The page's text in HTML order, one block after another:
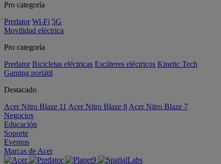
Pro categoría
Predator Wi-Fi 5G
Movilidad eléctrica
Pro categoría
Predator Bicicletas eléctricas Escúteres eléctricos Kinetic Tech
Gaming portátil
Destacado
Acer Nitro Blaze 11 Acer Nitro Blaze 8 Acer Nitro Blaze 7
Negocios
Educación
Soporte
Eventos
Marcas de Acer